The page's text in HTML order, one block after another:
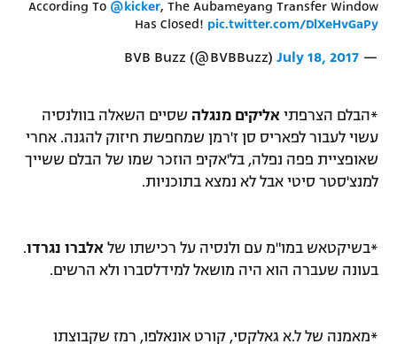
According To @kicker, The Aubameyang Transfer Window
Has Closed! pic.twitter.com/DlXeHvGaPy
— BVB Buzz (@BVBBuzz)
July 18, 2017
*הבלם הצרפתי אליקים מנגלה שסיים השאלה בוולנסיה
עשוי לעבור לפאריס סן ז'רמן שמחפשת חיזוק להגנה. אחרי
שאופציית פפה נפלה, בל'אקיפ הוזכר שמו של הבלם ששייך
למנצ'סטר סיטי אבל לא נמצא בתוכניות.
*בשיקטאש במו"מ עם ולנסיה על רכישתו של אלברו נגרדו.
בעונה שעברה הוא היה מושאל למידלסברו ולא הרשים.
*מאמנה של ל.א גאלקסי, קורט אונאלפו, רמז שקבוצתו